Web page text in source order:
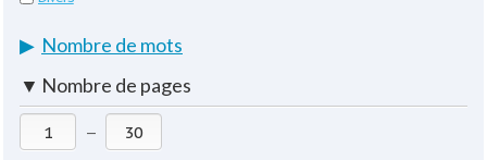
▶ Nombre de mots
▼ Nombre de pages
—